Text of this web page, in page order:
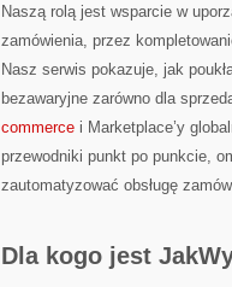
Naszą rolą jest wsparcie w
zamówienia, przez
Nasz serwis pokazuje, jak
bezawaryjne zarówno dla
commerce i Marketplace’y
przewodniki punkt po punkcie,
zautomatyzować obsługę
Dla kogo jest